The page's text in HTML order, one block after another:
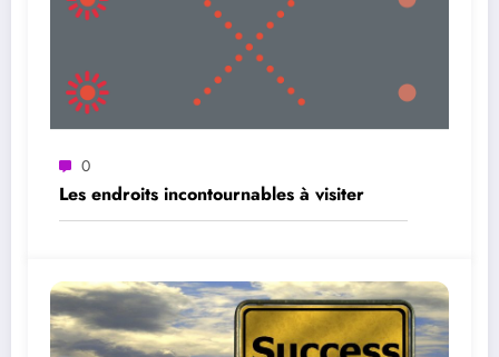
0
Les endroits incontournables à visiter